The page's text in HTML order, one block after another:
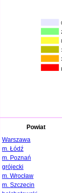
Powiat
Warszawa
m. Łódź
m. Poznań
grójecki
m. Wrocław
m. Szczecin